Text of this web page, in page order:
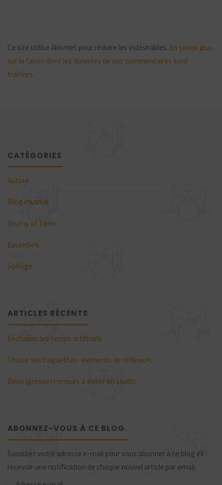
Ce site utilise Akismet pour réduire les indésirables. En savoir plus
sur la façon dont les données de vos commentaires sont
traitées.
CATÉGORIES
Autour
Blog musical
Drums of fame
Essentiels
Solfége
ARTICLES RÉCENTS
Enchaîner les temps artificiels
Choisir ses baguettes : éléments de réflexion.
Deux (grosses) erreurs à éviter en studio.
ABONNEZ-VOUS À CE BLOG.
Saisissez votre adresse e-mail pour vous abonner à ce blog et
recevoir une notification de chaque nouvel article par email.
Adresse